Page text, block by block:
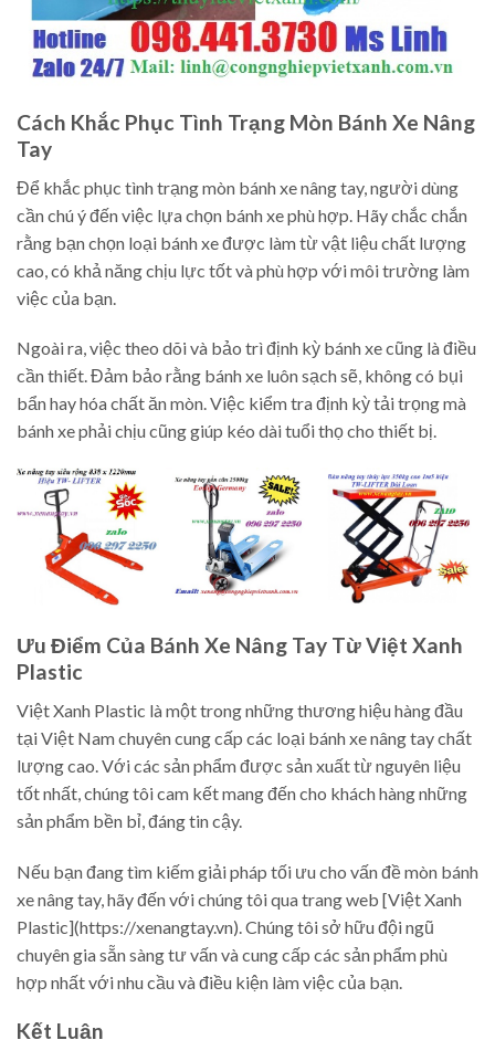
Cách Khắc Phục Tình Trạng Mòn Bánh Xe Nâng
Tay
Để khắc phục tình trạng mòn bánh xe nâng tay, người dùng
cần chú ý đến việc lựa chọn bánh xe phù hợp. Hãy chắc chắn
rằng bạn chọn loại bánh xe được làm từ vật liệu chất lượng
cao, có khả năng chịu lực tốt và phù hợp với môi trường làm
việc của bạn.
Ngoài ra, việc theo dõi và bảo trì định kỳ bánh xe cũng là điều
cần thiết. Đảm bảo rằng bánh xe luôn sạch sẽ, không có bụi
bẩn hay hóa chất ăn mòn. Việc kiểm tra định kỳ tải trọng mà
bánh xe phải chịu cũng giúp kéo dài tuổi thọ cho thiết bị.
Ưu Điểm Của Bánh Xe Nâng Tay Từ Việt Xanh
Plastic
Việt Xanh Plastic là một trong những thương hiệu hàng đầu
tại Việt Nam chuyên cung cấp các loại bánh xe nâng tay chất
lượng cao. Với các sản phẩm được sản xuất từ nguyên liệu
tốt nhất, chúng tôi cam kết mang đến cho khách hàng những
sản phẩm bền bỉ, đáng tin cậy.
Nếu bạn đang tìm kiếm giải pháp tối ưu cho vấn đề mòn bánh
xe nâng tay, hãy đến với chúng tôi qua trang web [Việt Xanh
Plastic](https://xenangtay.vn). Chúng tôi sở hữu đội ngũ
chuyên gia sẵn sàng tư vấn và cung cấp các sản phẩm phù
hợp nhất với nhu cầu và điều kiện làm việc của bạn.
Kết Luận